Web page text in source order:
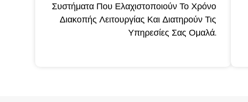
Συστήματα Που Ελαχιστοποιούν Το Χρόνο
Διακοπής Λειτουργίας Και Διατηρούν Τις
Υπηρεσίες Σας Ομαλά.